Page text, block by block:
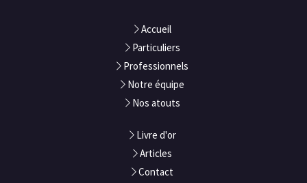
Accueil
Particuliers
Professionnels
Notre équipe
Nos atouts
Livre d'or
Articles
Contact